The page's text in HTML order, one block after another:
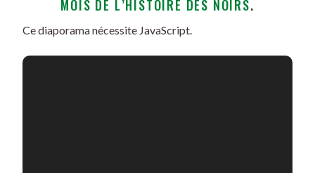
MOIS DE L’HISTOIRE DES NOIRS.
Ce diaporama nécessite JavaScript.